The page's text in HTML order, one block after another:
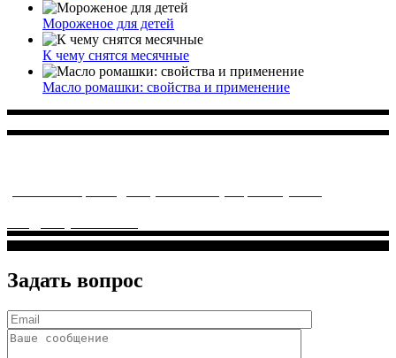
Мороженое для детей
К чему снятся месячные
Масло ромашки: свойства и применение
Задать вопрос